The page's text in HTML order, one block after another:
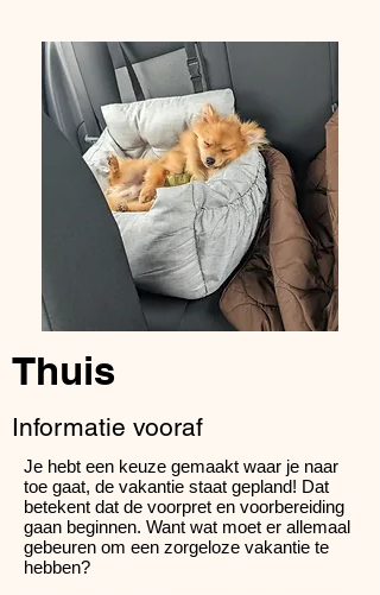
Thuis
Informatie vooraf
Je hebt een keuze gemaakt waar je naar
toe gaat, de vakantie staat gepland! Dat
betekent dat de voorpret en voorbereiding
gaan beginnen. Want wat moet er allemaal
gebeuren om een zorgeloze vakantie te
hebben?